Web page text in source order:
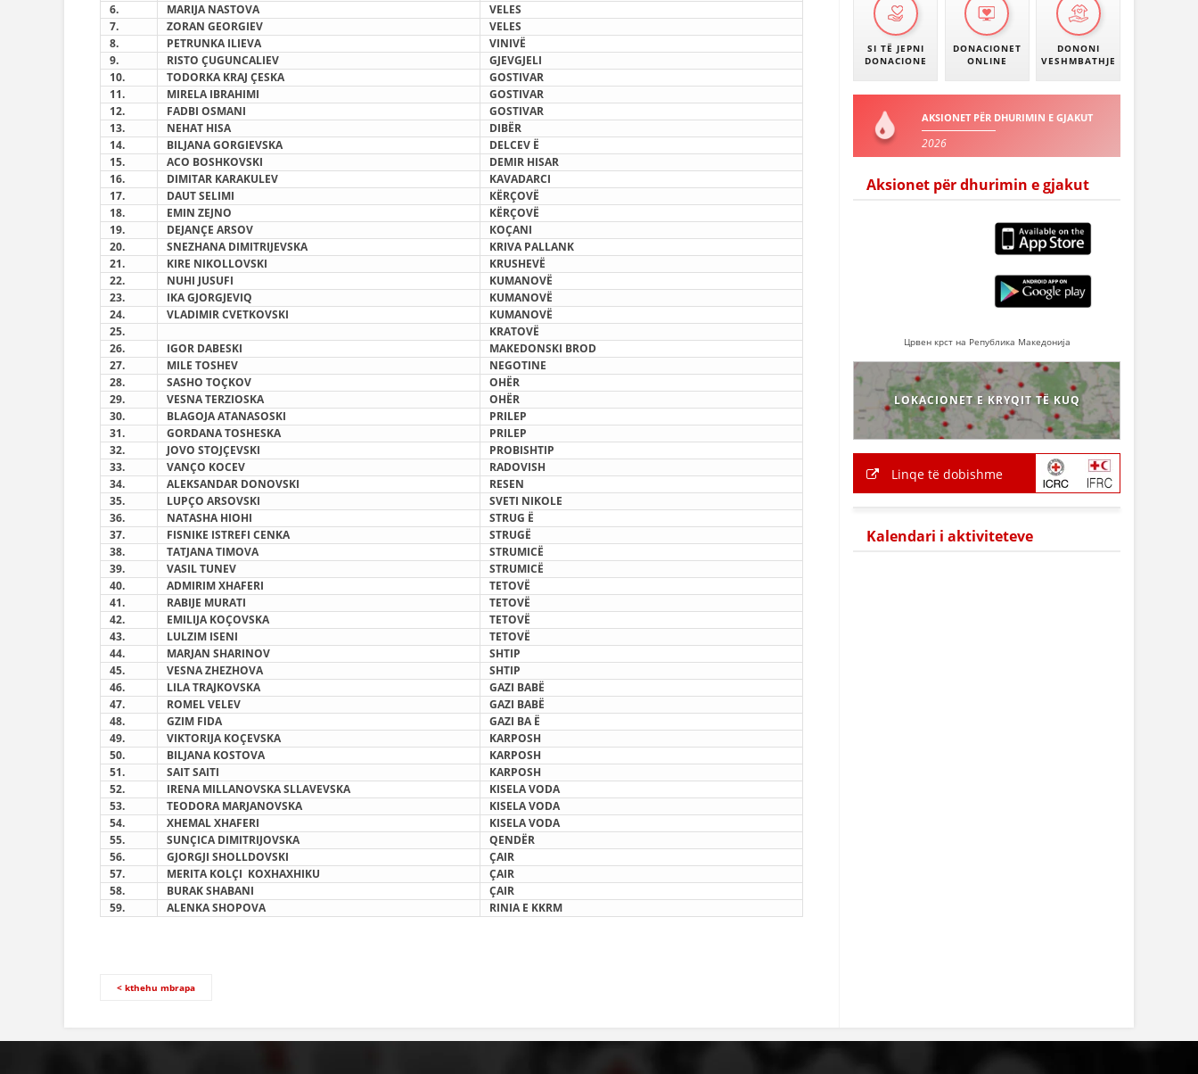
LIGJI I KRYQIT TË KUQ
STATUTI I KRYQIT TË KUQ
ORGANIZIMI DHE ZHVILLIMI
STRUKTURA DHE STRUKTURA ORGANIZATIVE
DREJTA NDERKOMBETARE HUMANITARE
PROMOVIMI I VLERAVE HUMANE
PËRDORIMIN DHE MBROJTJEN E STEMËS
PËRGATITSHMËRI DHE VEPRIM GJATË KATASTROFAVE
STACIONIN E UJIT SHPËTIMIT – VODNO
EOK E CK
PROJEKTE
MARRDHËNJE ME PUBLIKUN
HULUMTIMI I OPINIONIT PUBLIK
BASHKËPUNIM NDËRKOMBËTAR
MARRËVESHJE
PROJEKTE
SHËRBIMI PËR KËRKIM
VEPRIMTARI SHËNDETËSORE PREVENTIVE
NDIHMA E PARË
KUSH JEMI NE
6. MARIJA NASTOVA
VELES
7. ZORAN GEORGIEV
VELES
8. PETRUNKA ILIEVA
VINIVË
9. RISTO ÇUGUNCALIEV
GJEVGJELI
10. TODORKA KRAJ ÇESKA
GOSTIVAR
11. MIRELA IBRAHIMI
GOSTIVAR
12. FADBI OSMANI
GOSTIVAR
13. NEHAT HISA
DIBËR
14. BILJANA GORGIEVSKA DELCEV Ë
15. ACO BOSHKOVSKI
DEMIR HISAR
16. DIMITAR KARAKULEV
KAVADARCI
17. DAUT SELIMI КËRÇOVË
18. EMIN ZEJNO
KËRÇOVË
19. DEJANÇE ARSOV КОÇANI
20. SNEZHANA DIMITRIJEVSKA
KRIVA PALLANK
21. KIRE NIKOLLOVSKI
KRUSHEVË
22. NUHI JUSUFI
KUMANOVË
23. IKA GJORGJEVIQ
KUMANOVË
24. VLADIMIR CVETKOVSKI КUMANOVË
25.
KRATOVË
26. IGOR DABESKI
MAKEDONSKI BROD
27. MILE TOSHEV
NEGOTINE
28. SASHO TOÇKOV ОHËR
29. VESNA TERZIOSKA
OHËR
30. BLAGOJA ATANASOSKI
PRILEP
31. GORDANA TOSHESKA
PRILEP
32. JOVO STOJÇEVSKI
PROBISHTIP
33. VANÇO KOCEV
RADOVISH
34. ALEKSANDAR DONOVSKI
RESEN
35. LUPÇO ARSOVSKI
SVETI NIKOLE
36. NATASHA HIOHI STRUG Ë
37. FISNIKE ISTREFI CENKA
STRUGË
38. TATJANA TIMOVA
STRUMICË
39. VASIL TUNEV
STRUMICË
40. ADMIRIM XHAFERI
TETOVË
41. RABIJE MURATI
TETOVË
42. EMILIJA KOÇOVSKA
TETOVË
43. LULZIM ISENI
TETOVË
44. MARJAN SHARINOV
SHTIP
45. VESNA ZHEZHOVA
SHTIP
46. LILA TRAJKOVSKA
GAZI BABË
47. ROMEL VELEV
GAZI BABË
48. GZIM FIDA GAZI BA Ë
49. VIKTORIJA KOÇEVSKA
KARPOSH
50. BILJANA KOSTOVA
KARPOSH
51. SAIT SAITI
KARPOSH
52. IRENA MILLANOVSKA SLLAVEVSKA
KISELA VODA
53. TEODORA MARJANOVSKA
KISELA VODA
54. XHEMAL XHAFERI
KISELA VODA
55. SUNÇICA DIMITRIJOVSKA
QENDËR
56. GJORGJI SHOLLDOVSKI ÇAIR
57. MERITA KOLÇI KOXHAXHIKU ÇAIR
58. BURAK SHABANI ÇAIR
59. ALENKA SHOPOVA RINIA E KKRM
< kthehu mbrapa
SI TË JEPNI
DONACIONE
DONACIONET
ONLINE
DONONI
VESHMBATHJE
AKSIONET PËR DHURIMIN E GJAKUT
2026
Aksionet për dhurimin e gjakut
Црвен крст на Република Македонија
LOKACIONET E KRYQIT TË KUQ
Linqe të dobishme
Kalendari i aktiviteteve